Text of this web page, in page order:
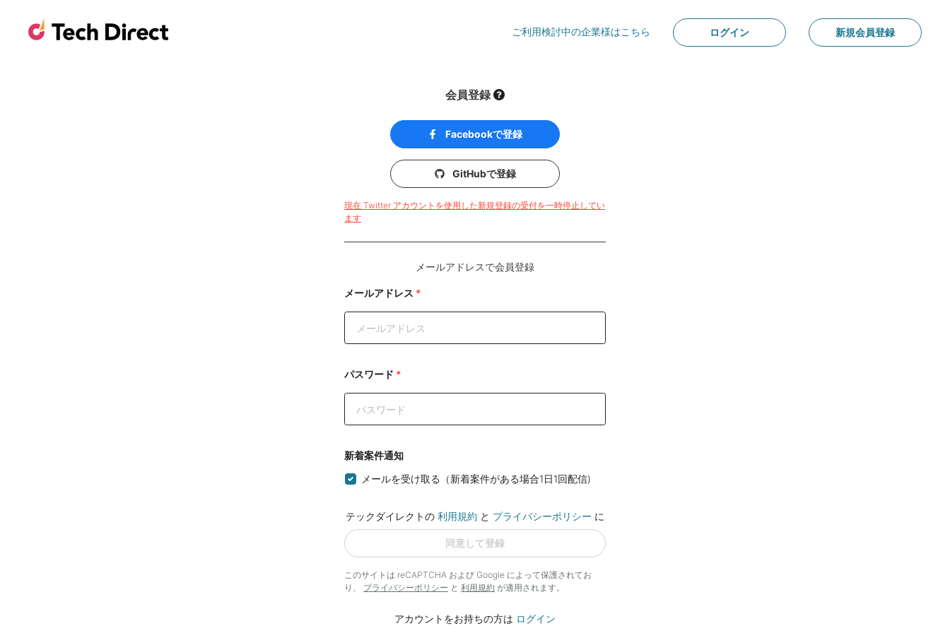
ご利用検討中の企業様はこちら ログイン 新規会員登録
会員登録
Facebookで登録
GitHubで登録
現在 Twitter アカウントを使用した新規登録の受付を一時停止してい
ます
メールアドレスで会員登録
メールアドレス *
パスワード *
新着案件通知
メールを受け取る（新着案件がある場合1日1回配信)
テックダイレクトの 利用規約 と プライバシーポリシー に
同意して登録
このサイトは reCAPTCHA および Google によって保護されてお
り、 プライバシーポリシー と 利用規約 が適用されます。
アカウントをお持ちの方は ログイン